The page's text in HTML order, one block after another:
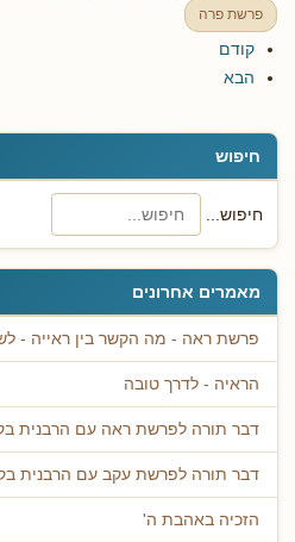
חיפוש
חיפוש...
מאמרים אחרונים
פרשת ראה - מה הקשר בין ראייה -
הראיה - לדרך טובה
דבר תורה לפרשת ראה עם הרבנית
דבר תורה לפרשת עקב עם הרבנית
הזכיה באהבת ה'
פרשת פרה
קודם
הבא